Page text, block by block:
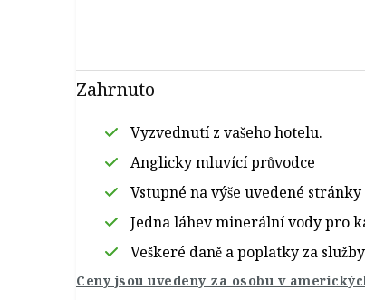
Zahrnuto
Vyzvednutí z vašeho hotelu.
Anglicky mluvící průvodce
Vstupné na výše uvedené stránky
Jedna láhev minerální vody pro
Veškeré daně a poplatky za
Ceny jsou uvedeny za osobu v